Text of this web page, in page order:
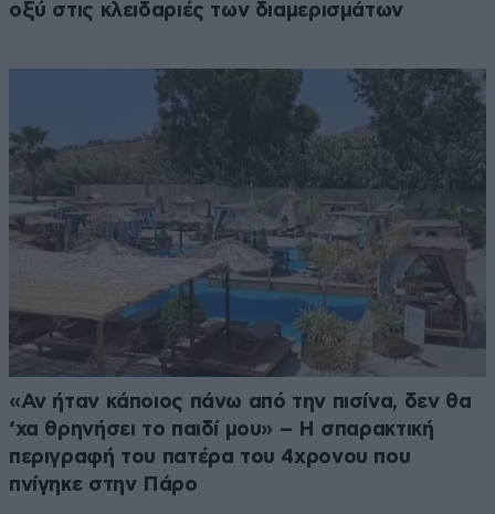
οξύ στις κλειδαριές των διαμερισμάτων
«Αν ήταν κάποιος πάνω από την πισίνα, δεν θα
‘χα θρηνήσει το παιδί μου» – Η σπαρακτική
περιγραφή του πατέρα του 4χρονου που
πνίγηκε στην Πάρο